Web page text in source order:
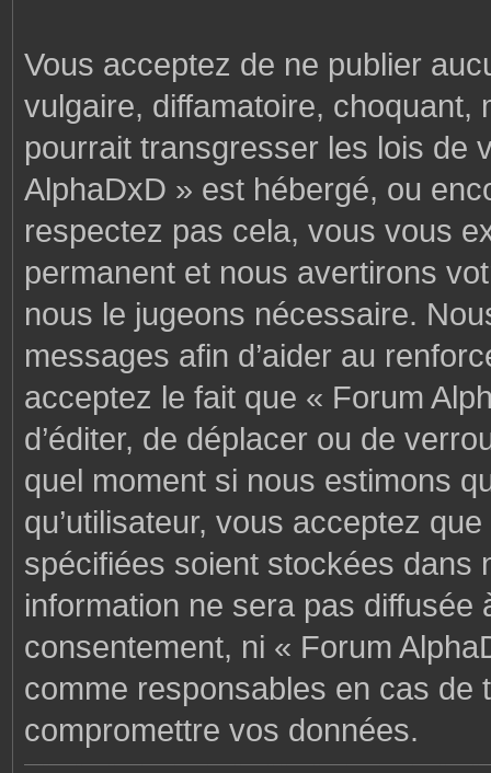
Vous acceptez de ne publier
vulgaire, diffamatoire, choquant,
pourrait transgresser les lois de
AlphaDxD » est hébergé, ou
respectez pas cela, vous vous
permanent et nous avertirons
nous le jugeons nécessaire.
messages afin d’aider au
acceptez le fait que « Forum
d’éditer, de déplacer ou de
quel moment si nous estimons
qu’utilisateur, vous acceptez
spécifiées soient stockées dans
information ne sera pas
consentement, ni « Forum
comme responsables en cas de
compromettre vos données.